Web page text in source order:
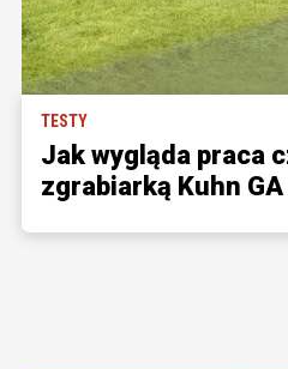
TESTY
Jak wygląda praca
zgrabiarką Kuhn